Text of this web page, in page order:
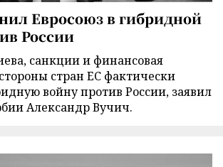
Евросоюз в гибридной
России
санкции и финансовая
стран ЕС фактически
войну против России, заявил
Александр Вучич.